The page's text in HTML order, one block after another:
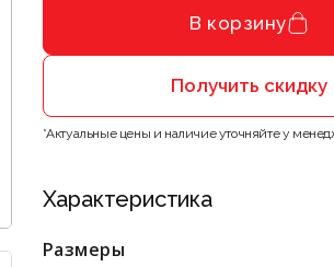
В корзину
Получить скидку
*Актуальные цены и наличие уточняйте у
Характеристика
Размеры